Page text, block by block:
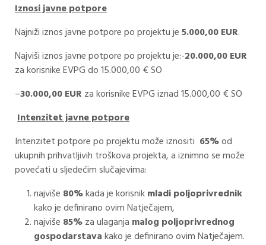
Iznosi javne potpore
Najniži iznos javne potpore po projektu je5.000,00 EUR.
Najviši iznos javne potpore po projektu je:-20.000,00 EUR
za korisnike EVPG do 15.000,00 € SO
–30.000,00 EUR za korisnike EVPG iznad 15.000,00 € SO
Intenzitet javne potpore
Intenzitet potpore po projektu može iznositi 65%od
ukupnih prihvatljivih troškova projekta, a iznimno se može
povećati u sljedećim slučajevima:
najviše 80%kada je korisnikmladi poljoprivrednik
kako je definirano ovim Natječajem,
najviše 85%za ulaganja malog poljoprivrednog
gospodarstavakako je definirano ovim Natječajem.